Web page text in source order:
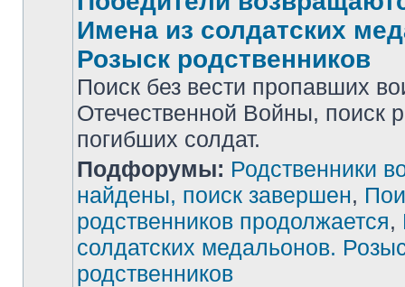
непрочитанных
сообщений
Имена из солдатских
Розыск родственников
Поиск без вести пропавших
Отечественной Войны, поиск
погибших солдат.
Подфорумы: Родственники
найдены, поиск завершен,
родственников продолжается,
солдатских медальонов.
родственников